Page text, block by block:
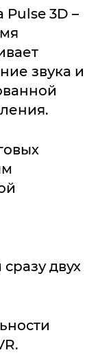
Pulse 3D –
звука и
двух